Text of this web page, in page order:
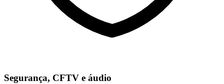
Segurança, CFTV e áudio